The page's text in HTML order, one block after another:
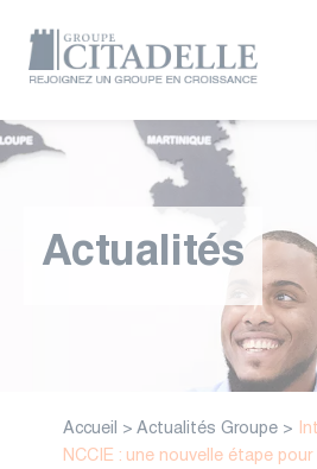
Actualités
Accueil > Actualités Groupe>
NCCIE : une nouvelle étape